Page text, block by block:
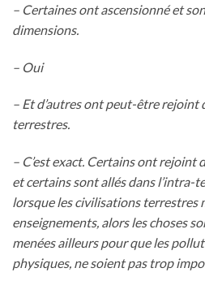
– Certaines ont ascensionné et
dimensions.
– Oui
– Et d’autres ont peut-être
terrestres.
– C’est exact. Certains ont rejoint
et certains sont allés dans l’intra-
lorsque les civilisations terrestres
enseignements, alors les choses
menées ailleurs pour que les
physiques, ne soient pas trop